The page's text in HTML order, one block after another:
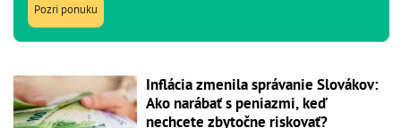
Pozri ponuku
Inflácia zmenila správanie Slovákov:
Ako narábať s peniazmi, keď
nechcete zbytočne riskovať?